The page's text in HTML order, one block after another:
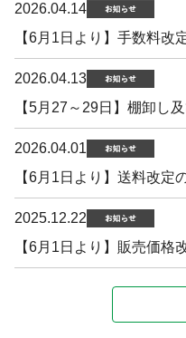
2026.04.14
【6月1日より】手数料改
2026.04.13
【5月27～29日】棚卸し
2026.04.01
【6月1日より】送料改定
2025.12.22
【6月1日より】販売価格